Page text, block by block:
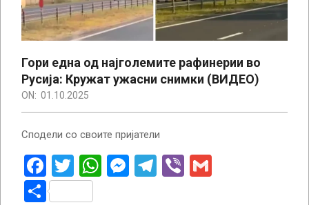
Гори една од најголемите рафинерии во
Русија: Кружат ужасни снимки (ВИДЕО)
ON: 01.10.2025
Сподели со своите пријатели
Facebook
Twitter
WhatsApp
Messenger
Telegram
Viber
Share